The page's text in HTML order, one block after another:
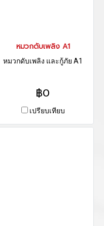
หมวกดับเพลิง A1
หมวกดับเพลิง และกู้ภัย A1
฿0
เปรียบเทียบ